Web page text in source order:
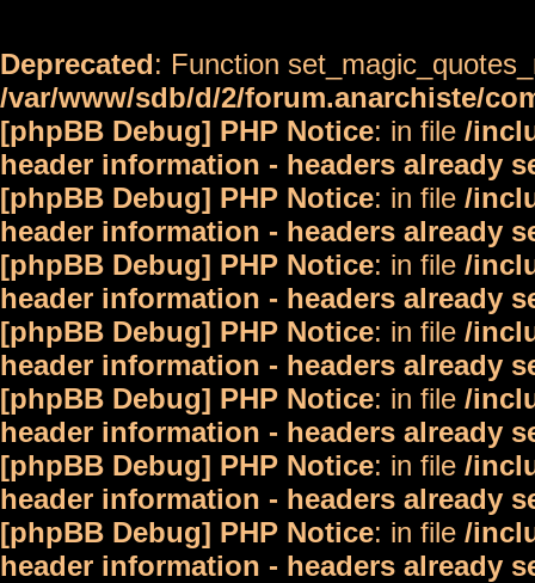
Deprecated: Function
/var/www/sdb/d/2/forum.anarchiste/
[phpBB Debug] PHP Notice: in file /
header information - headers already
[phpBB Debug] PHP Notice: in file /
header information - headers already
[phpBB Debug] PHP Notice: in file /
header information - headers already
[phpBB Debug] PHP Notice: in file /
header information - headers already
[phpBB Debug] PHP Notice: in file /
header information - headers already
[phpBB Debug] PHP Notice: in file /
header information - headers already
[phpBB Debug] PHP Notice: in file /
header information - headers already